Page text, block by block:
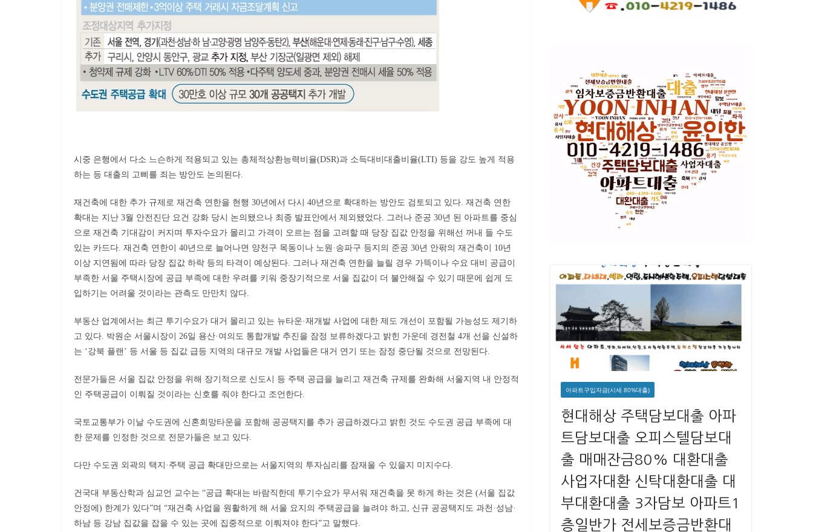
시중 은행에서 다소 느슨하게 적용되고 있는 총체적상환능력비율(DSR)과 소득대비대출비율(LTI) 등을 강도 높게 적용
하는 등 대출의 고삐를 죄는 방안도 논의된다.
재건축에 대한 추가 규제로 재건축 연한을 현행 30년에서 다시 40년으로 확대하는 방안도 검토되고 있다. 재건축 연한
확대는 지난 3월 안전진단 요건 강화 당시 논의됐으나 최종 발표안에서 제외됐었다. 그러나 준공 30년 된 아파트를 중심
으로 재건축 기대감이 커지며 투자수요가 몰리고 가격이 오르는 점을 고려할 때 당장 집값 안정을 위해선 꺼내 들 수도
있는 카드다. 재건축 연한이 40년으로 늘어나면 양천구 목동이나 노원·송파구 등지의 준공 30년 안팎의 재건축이 10년
이상 지연됨에 따라 당장 집값 하락 등의 타격이 예상된다. 그러나 재건축 연한을 늘릴 경우 가뜩이나 수요 대비 공급이
부족한 서울 주택시장에 공급 부족에 대한 우려를 키워 중장기적으로 서울 집값이 더 불안해질 수 있기 때문에 쉽게 도
입하기는 어려울 것이라는 관측도 만만치 않다.
부동산 업계에서는 최근 투기수요가 대거 몰리고 있는 뉴타운·재개발 사업에 대한 제도 개선이 포함될 가능성도 제기하
고 있다. 박원순 서울시장이 26일 용산·여의도 통합개발 추진을 잠정 보류하겠다고 밝힌 가운데 경전철 4개 선을 신설하
는 ‘강북 플랜’ 등 서울 등 집값 급등 지역의 대규모 개발 사업들은 대거 연기 또는 잠정 중단될 것으로 전망된다.
전문가들은 서울 집값 안정을 위해 장기적으로 신도시 등 주택 공급을 늘리고 재건축 규제를 완화해 서울지역 내 안정적
인 주택공급이 이뤄질 것이라는 신호를 줘야 한다고 조언한다.
국토교통부가 이날 수도권에 신혼희망타운을 포함해 공공택지를 추가 공급하겠다고 밝힌 것도 수도권 공급 부족에 대
한 문제를 인정한 것으로 전문가들은 보고 있다.
다만 수도권 외곽의 택지·주택 공급 확대만으로는 서울지역의 투자심리를 잠재울 수 있을지 미지수다.
건국대 부동산학과 심교언 교수는 “공급 확대는 바람직한데 투기수요가 무서워 재건축을 못 하게 하는 것은 (서울 집값
안정에) 한계가 있다”며 “재건축 사업을 원활하게 해 서울 요지의 주택공급을 늘려야 하고, 신규 공공택지도 과천·성남·
하남 등 강남 집값을 잡을 수 있는 곳에 집중적으로 이뤄져야 한다”고 말했다.
아파트구입자금(시세 80%대출)
현대해상 주택담보대출 아파
트담보대출 오피스텔담보대
출 매매잔금80% 대환대출
사업자대환 신탁대환대출 대
부대환대출 3자담보 아파트1
층일반가 전세보증금반환대